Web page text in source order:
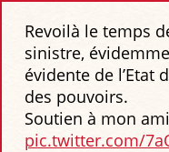
Revoilà le temps
sinistre,
évidente de l’Etat
des pouvoirs.
Soutien à mon ami
pic.twitter.com/